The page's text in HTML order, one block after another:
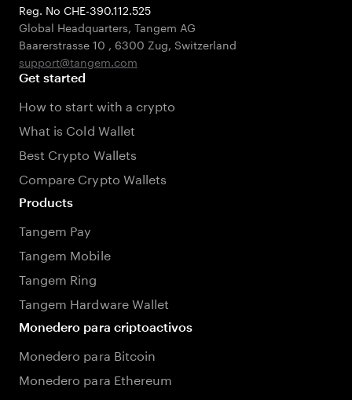
Reg. No CHE-390.112.525
Global Headquarters, Tangem AG
Baarerstrasse 10 , 6300 Zug, Switzerland
support@tangem.com
Get started
How to start with a crypto
What is Cold Wallet
Best Crypto Wallets
Compare Crypto Wallets
Products
Tangem Pay
Tangem Mobile
Tangem Ring
Tangem Hardware Wallet
Monedero para criptoactivos
Monedero para Bitcoin
Monedero para Ethereum